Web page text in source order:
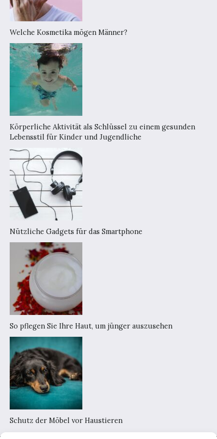
Welche Kosmetika mögen Männer?
Körperliche Aktivität als Schlüssel zu einem gesunden
Lebensstil für Kinder und Jugendliche
Nützliche Gadgets für das Smartphone
So pflegen Sie Ihre Haut, um jünger auszusehen
Schutz der Möbel vor Haustieren